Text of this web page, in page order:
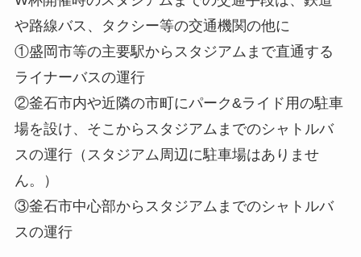
や路線バス、タクシー等の交通機関の他に
①盛岡市等の主要駅からスタジアムまで直通する
ライナーバスの運行
②釜石市内や近隣の市町にパーク&ライド用の駐車
場を設け、そこからスタジアムまでのシャトルバ
スの運行（スタジアム周辺に駐車場はありませ
ん。）
③釜石市中心部からスタジアムまでのシャトルバ
スの運行